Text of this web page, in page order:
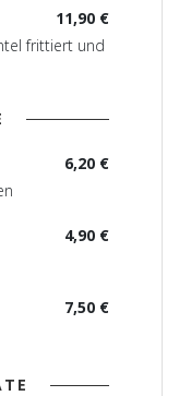
11,90 €
frittiert und
6,20 €
4,90 €
7,50 €